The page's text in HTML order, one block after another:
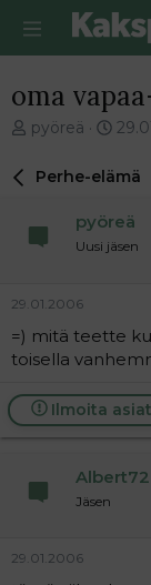
oma
V
e
i
t
u
n
l
o
i
t
a
pyöreä
E
s
m
m
ä
n
v
e
s
t
Perhe-elämä
pyöreä
Uusi jäsen
29.01.2006
=) mitä teette
toisella
Ilmoita
Albert72
Jäsen
29.01.2006